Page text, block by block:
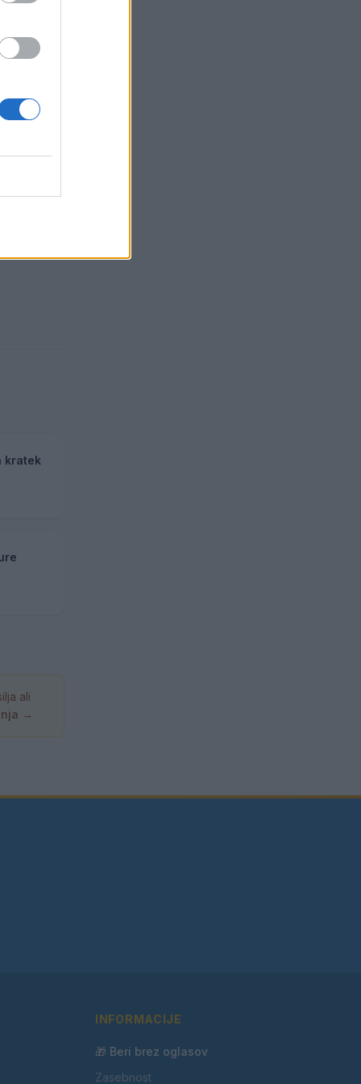
kratek
ali
→
INFORMACIJE
🎁 Beri brez oglasov
Zasebnost